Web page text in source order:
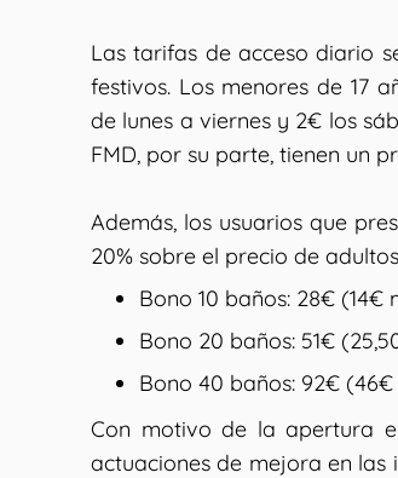
Las tarifas de acceso diario
festivos. Los menores de 17
de lunes a viernes y 2€ los
FMD, por su parte, tienen un
Además, los usuarios que
20% sobre el precio de
Bono 10 baños: 28€ (14€
Bono 20 baños: 51€
Bono 40 baños: 92€
Con motivo de la apertura
actuaciones de mejora en las